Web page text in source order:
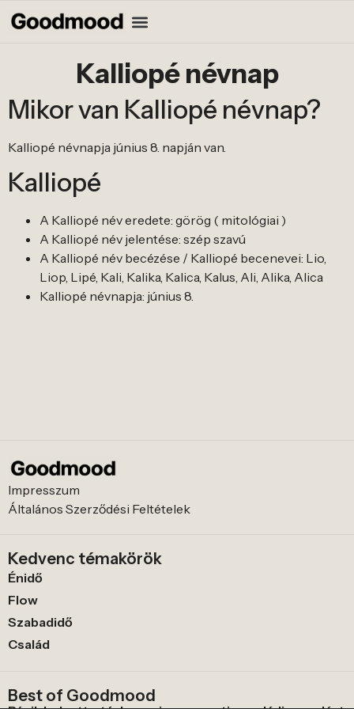
Kalliopé névnap
Mikor van Kalliopé névnap?
Kalliopé névnapja június 8. napján van.
Kalliopé
A Kalliopé név eredete: görög ( mitológiai )
A Kalliopé név jelentése: szép szavú
A Kalliopé név becézése / Kalliopé becenevei: Lio,
Liop, Lipé, Kali, Kalika, Kalica, Kalus, Ali, Alika, Alica
Kalliopé névnapja: június 8.
Impresszum
Általános Szerződési Feltételek
Kedvenc témakörök
Énidő
Flow
Szabadidő
Család
Best of Goodmood